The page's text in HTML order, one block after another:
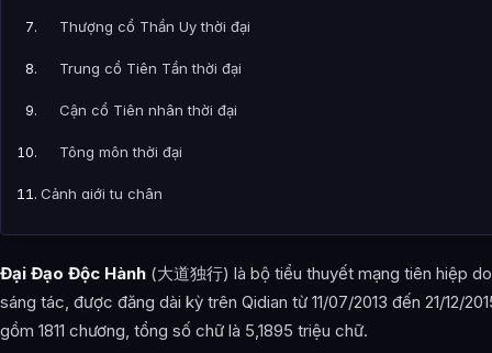
Thượng cổ Thần Uy thời đại
Trung cổ Tiên Tần thời đại
Cận cổ Tiên nhân thời đại
Tông môn thời đại
Cảnh giới tu chân
Thiên Tuổi Thọ (Thọ Nguyên)
Thiên Tiền Tệ
Đại Đạo Độc Hành (大道独行) là bộ tiểu thuyết mạng tiên hiệp
sáng tác, được đăng dài kỳ trên Qidian từ 11/07/2013 đến 21/12/
gồm 1811 chương, tổng số chữ là 5,1895 triệu chữ.